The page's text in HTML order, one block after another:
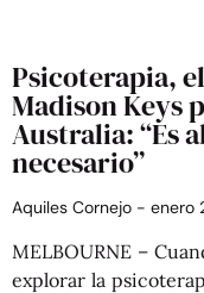
Psicoterapia,
Madison Keys
Australia: “Es
necesario”
Aquiles Cornejo enero
MELBOURNE –
explorar la